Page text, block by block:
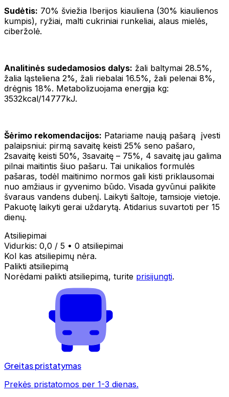
Sudėtis: 70% šviežia Iberijos kiauliena (30% kiaulienos
kumpis), ryžiai, malti cukriniai runkeliai, alaus mielės,
ciberžolė.
Analitinės sudedamosios dalys: žali baltymai 28.5%,
žalia ląsteliena 2%, žali riebalai 16.5%, žali pelenai 8%,
drėgnis 18%. Metabolizuojama energija kg:
3532kcal/14777kJ.
Šėrimo rekomendacijos: Patariame naują pašarą įvesti
palaipsniui: pirmą savaitę keisti 25% seno pašaro,
2savaitę keisti 50%, 3savaitę – 75%, 4 savaitę jau galima
pilnai maitintis šiuo pašaru. Tai unikalios formulės
pašaras, todėl maitinimo normos gali kisti priklausomai
nuo amžiaus ir gyvenimo būdo. Visada gyvūnui palikite
švaraus vandens dubenį. Laikyti šaltoje, tamsioje vietoje.
Pakuotę laikyti gerai uždarytą. Atidarius suvartoti per 15
dienų.
Atsiliepimai
Vidurkis: 0,0 / 5 • 0 atsiliepimai
Kol kas atsiliepimų nėra.
Palikti atsiliepimą
Norėdami palikti atsiliepimą, turite prisijungti.
Greitas pristatymas
Prekės pristatomos per 1-3 dienas.